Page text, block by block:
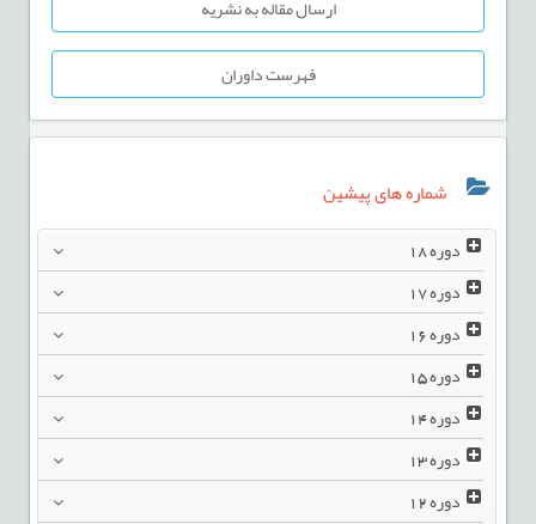
ارسال مقاله به نشریه
فهرست داوران
شماره های پیشین
دوره18
دوره17
دوره16
دوره15
دوره14
دوره13
دوره12